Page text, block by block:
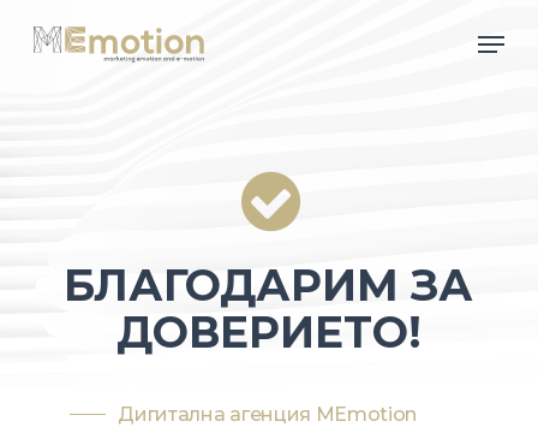
БЛАГОДАРИМ ЗА
ДОВЕРИЕТО!
Дигитална агенция MEmotion